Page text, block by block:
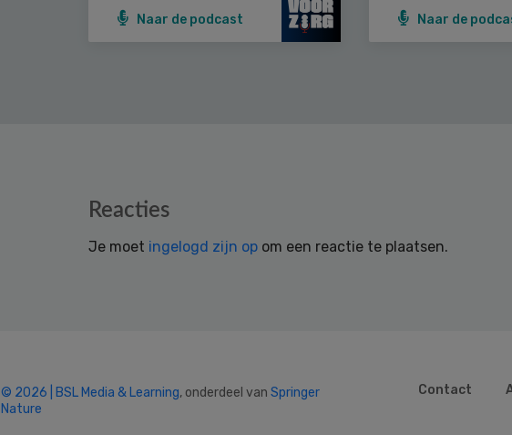
Naar de podcast Naar de
Reacties
Je moet ingelogd zijn op om een reactie te plaatsen.
© 2026 | BSL Media & Learning, onderdeel van Springer
Nature
Contact